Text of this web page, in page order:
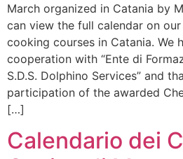
March organized in Catania by
can view the full calendar on
cooking courses in Catania. We
cooperation with “Ente di
S.D.S. Dolphino Services” and
participation of the awarded
[…]
Calendario dei